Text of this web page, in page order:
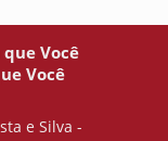
que Você
Você
e Silva -